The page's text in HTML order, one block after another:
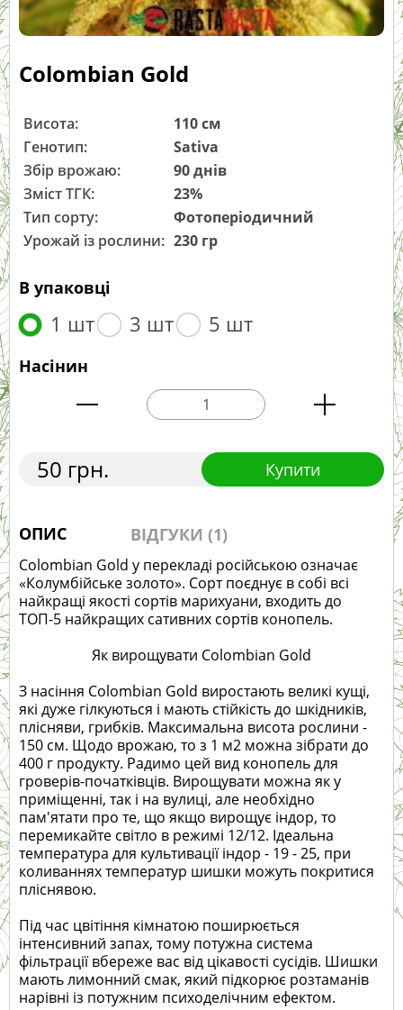
Colombian Gold
Висота:
110 см
Генотип:
Sativa
Збір врожаю:
90 днів
Зміст ТГК:
23%
Тип сорту:
Фотоперіодичний
Урожай із рослини: 230 гр
В упаковці
1 шт 3 шт 5 шт
Насінин
50 грн. Купити
ОПИС ВІДГУКИ (1)
Colombian Gold у перекладі російською означає
«Колумбійське золото». Сорт поєднує в собі всі
найкращі якості сортів марихуани, входить до
ТОП-5 найкращих сативних сортів конопель.
Як вирощувати Colombian Gold
З насіння Colombian Gold виростають великі кущі,
які дуже гілкуються і мають стійкість до шкідників,
плісняви, грибків. Максимальна висота рослини -
150 см. Щодо врожаю, то з 1 м2 можна зібрати до
400 г продукту. Радимо цей вид конопель для
гроверів-початківців. Вирощувати можна як у
приміщенні, так і на вулиці, але необхідно
пам'ятати про те, що якщо вирощує індор, то
перемикайте світло в режимі 12/12. Ідеальна
температура для культивації індор - 19 - 25, при
коливаннях температур шишки можуть покритися
пліснявою.
Під час цвітіння кімнатою поширюється
інтенсивний запах, тому потужна система
фільтрації вбереже вас від цікавості сусідів. Шишки
мають лимонний смак, який підкорює розтаманів
нарівні із потужним психоделічним ефектом.